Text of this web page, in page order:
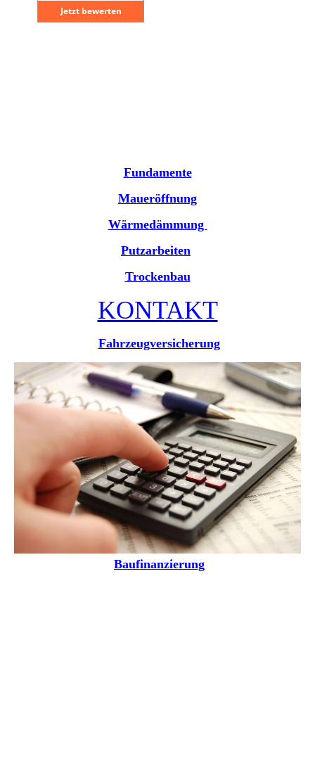
Fundamente
Maueröffnung
Wärmedämmung
Putzarbeiten
Trockenbau
KONTAKT
Fahrzeugversicherung
Baufinanzierung